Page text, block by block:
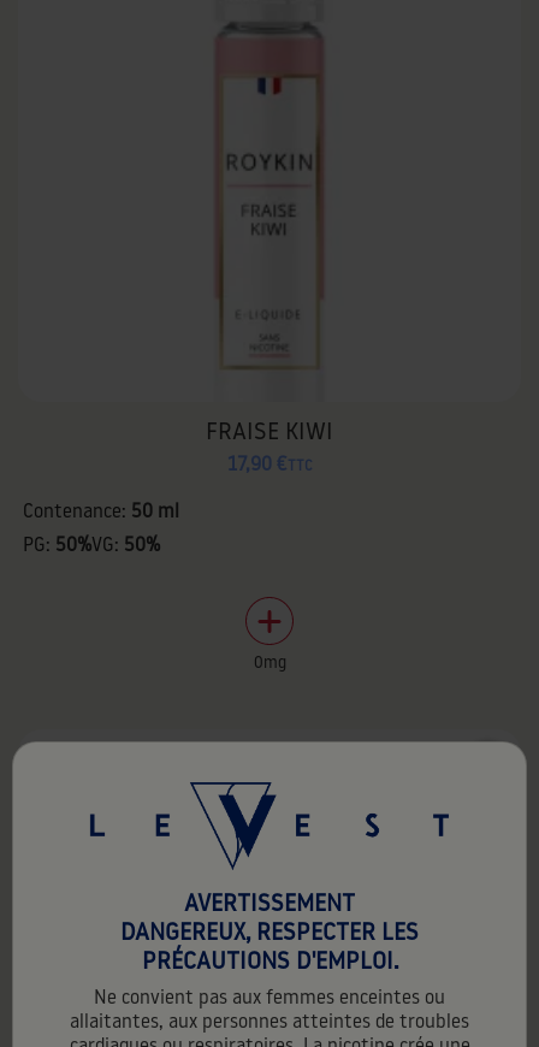
AVERTISSEMENT
DANGEREUX, RESPECTER LES
PRÉCAUTIONS D'EMPLOI.
Ne convient pas aux femmes enceintes ou
allaitantes, aux personnes atteintes de troubles
FRAISE KIWI
17,90 € TTC
Contenance: 50 ml
PG: 50%VG: 50%
0mg